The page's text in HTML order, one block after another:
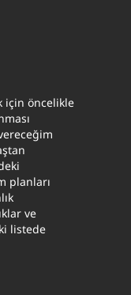
için öncelikle
planları
ve
listede